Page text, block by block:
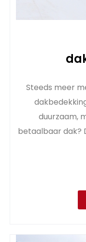
Steeds meer
duurzaam,
betaalbaar dak?